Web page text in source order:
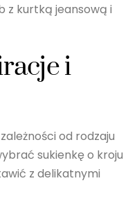
z kurtką jeansową i
i
od rodzaju
sukienkę o kroju
z delikatnymi